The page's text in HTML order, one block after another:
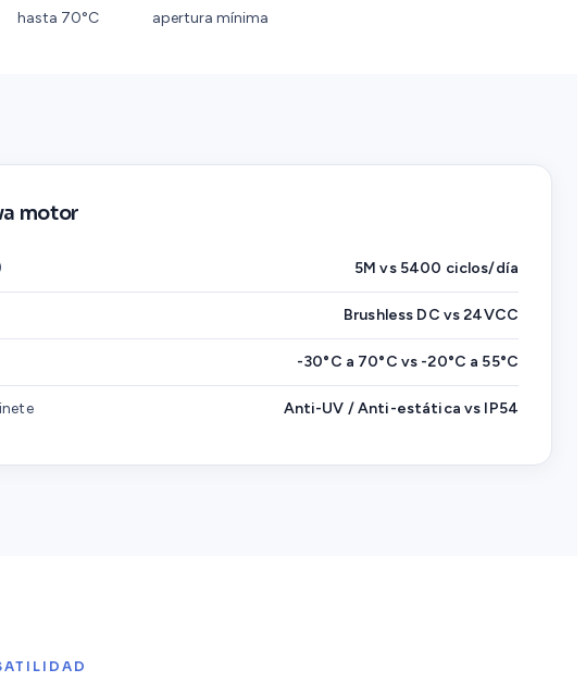
hasta 70°C apertura mínima
motor
5M vs 5400 ciclos/día
Brushless DC vs 24VCC
-30°C a 70°C vs -20°C a 55°C
Anti-UV / Anti-estática vs IP54